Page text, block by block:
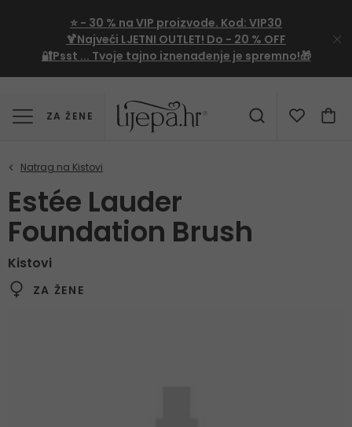
⭐ - 30 % na VIP proizvode. Kod: VIP30
🍹Najveći LJETNI OUTLET! Do - 20 % OFF
🔐Psst ... Tvoje tajno iznenađenje je spremno!🎁
ZA ŽENE
Estée Lauder
Foundation Brush
Kistovi
ZA ŽENE